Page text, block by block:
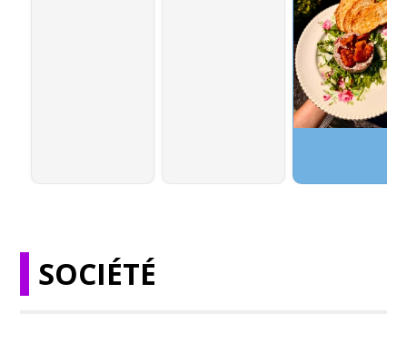
SOCIÉTÉ